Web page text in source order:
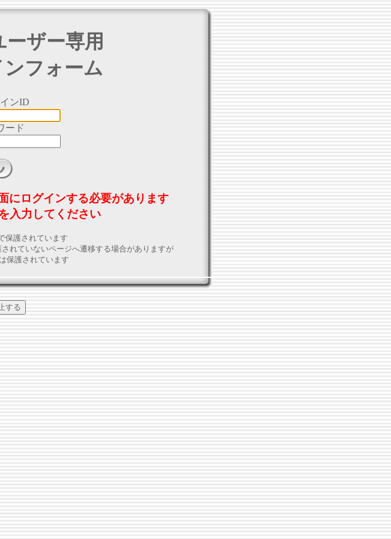
ザー専用
フォーム
ンID
ード
にログインする必要があります
入力してください
保護されています
れていないページへ遷移する場合がありますが
保護されています